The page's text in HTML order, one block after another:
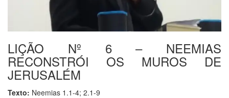
LIÇÃO Nº 6 – NEEMIAS
RECONSTRÓI OS MUROS DE
JERUSALÉM
Texto: Neemias 1.1-4; 2.1-9